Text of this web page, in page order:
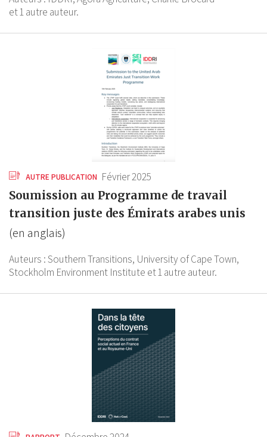
et 1 autre auteur.
AUTRE PUBLICATION Février 2025
Soumission au Programme de travail
transition juste des Émirats arabes unis
(en anglais)
Auteurs :Southern Transitions, University of Cape Town,
Stockholm Environment Institute et 1 autre auteur.